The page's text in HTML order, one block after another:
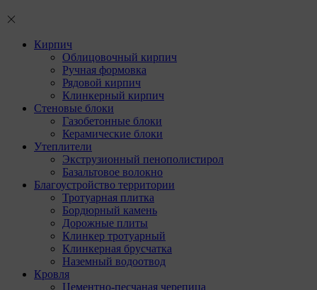
Кирпич
Облицовочный кирпич
Ручная формовка
Рядовой кирпич
Клинкерный кирпич
Стеновые блоки
Газобетонные блоки
Керамические блоки
Утеплители
Экструзионный пенополистирол
Базальтовое волокно
Благоустройство территории
Тротуарная плитка
Бордюрный камень
Дорожные плиты
Клинкер тротуарный
Клинкерная брусчатка
Наземный водоотвод
Кровля
Цементно-песчаная черепица